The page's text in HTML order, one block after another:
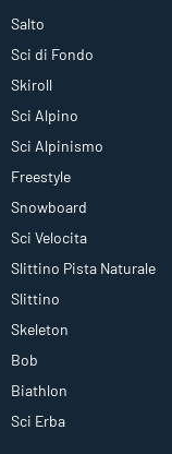
Salto
Sci di Fondo
Skiroll
Sci Alpino
Sci Alpinismo
Freestyle
Snowboard
Sci Velocita
Slittino Pista Naturale
Slittino
Skeleton
Bob
Biathlon
Sci Erba